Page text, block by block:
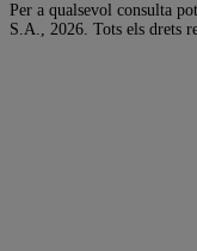
Per a qualsevol consulta
S.A., 2026. Tots els drets